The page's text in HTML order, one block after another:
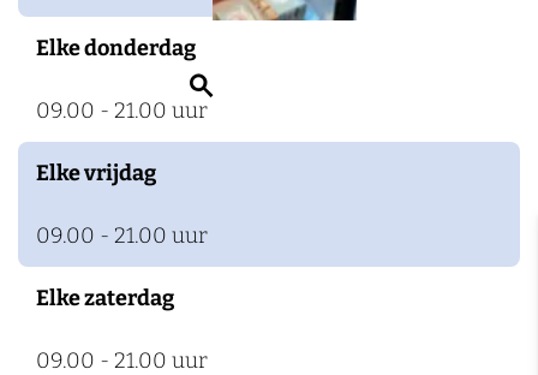
n
Elke donderdag
09.00 - 21.00 uur
Elke vrijdag
09.00 - 21.00 uur
Elke zaterdag
09.00 - 21.00 uur